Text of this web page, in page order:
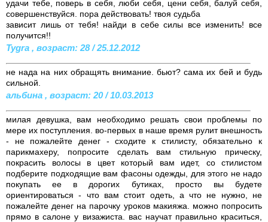
удачи тебе, поверь в себя, люби себя, цени себя, балуй себя,
совершенствуйся. пора действовать! твоя судьба
зависит лишь от тебя! найди в себе силы все изменить! все
получится!!
Tygra , возраст: 28 / 25.12.2012
не нада на них обращять внимание. бьют? сама их бей и будь
сильной.
альбина , возраст: 20 / 10.03.2013
милая девушка, вам необходимо решать свои проблемы по
мере их поступления. во-первых в наше время рулит внешность
- не пожалейте денег - сходите к стилисту, обязательно к
парикмахеру, попросите сделать вам стильную прическу,
покрасить волосы в цвет который вам идет, со стилистом
подберите подходящие вам фасоны одежды, для этого не надо
покупать ее в дорогих бутиках, просто вы будете
ориентироваться - что вам стоит одеть, а что не нужно, не
пожалейте денег на парочку уроков макияжа. можно попросить
прямо в салоне у визажиста. вас научат правильно краситься,